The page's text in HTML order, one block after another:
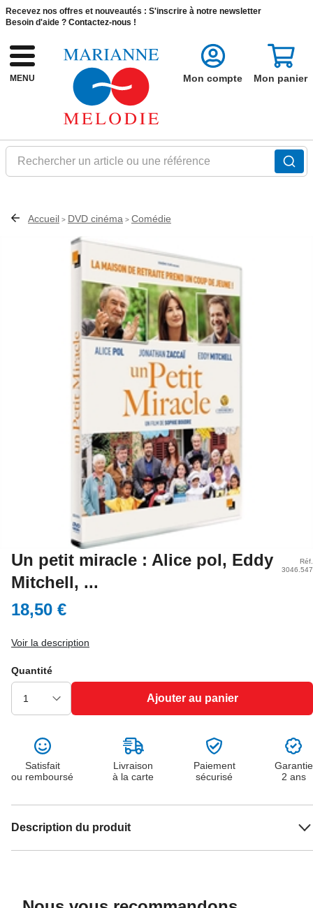
Recevez nos offres et nouveautés : S'inscrire à notre newsletter
Besoin d'aide ? Contactez-nous !
MENU
Rechercher un article ou une référence
Mon compte Mon panier
Accueil > DVD cinéma > Comédie
Un petit miracle : Alice pol, Eddy
Mitchell, ...
Réf.
3046.547
18,50 €
Voir la description
Quantité
Ajouter au panier
Satisfait
ou remboursé
Livraison
à la carte
Paiement
sécurisé
Garantie
2 ans
Description du produit